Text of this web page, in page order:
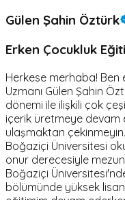
Gülen Şahin Öztürk
Erken Çocukluk
Herkese merhaba! Ben
Uzmanı Gülen Şahin
dönemi ile ilişkili çok
içerik üretmeye devam
ulaşmaktan
Boğaziçi Üniversitesi
onur derecesiyle
Boğaziçi
bölümünde yüksek